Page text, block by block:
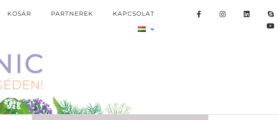
KOSÁR PARTNEREK KAPCSOLAT